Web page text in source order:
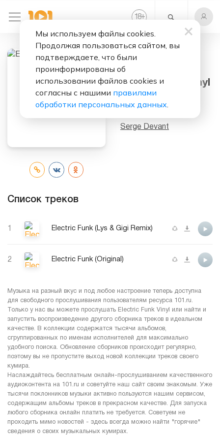
18+
Слушать бесплатно
Electric Funk Vinyl
(Single)
Serge Devant
Список треков
1 Electric Funk (Lys & Gigi Remix)
2 Electric Funk (Original)
Музыка на разный вкус и под любое настроение теперь доступна
для свободного прослушивания пользователям ресурса 101.ru.
Только у нас вы можете прослушать Electric Funk Vinyl или найти и
запустить воспроизведение другого сборника треков в идеальном
качестве. В коллекции содержатся тысячи альбомов,
сгруппированных по именам исполнителей для максимально
удобного поиска. Обновление сборников происходит регулярно,
поэтому вы не пропустите выход новой коллекции треков своего
кумира.
Наслаждайтесь бесплатным онлайн-прослушиванием качественного
аудиоконтента на 101.ru и советуйте наш сайт своим знакомым. Уже
тысячи поклонников музыки активно пользуются нашим сервисом,
содержащим альбомы треков в прекрасном качестве. Для запуска
любого сборника онлайн платить не требуется. Советуем не
проходить мимо новостей - здесь всегда можно найти "горячие"
сведения о своих музыкальных кумирах.
Мы используем файлы cookies.
Продолжая пользоваться сайтом, вы
подтверждаете, что были
проинформированы об
использовании файлов cookies и
согласны с нашими правилами
обработки персональных данных.